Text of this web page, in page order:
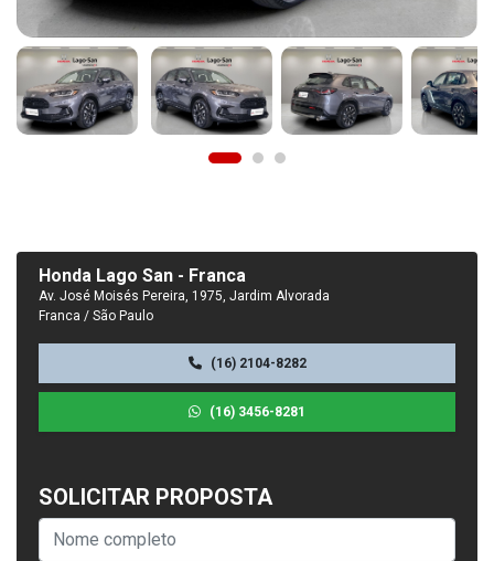
Honda Lago San - Franca
Av. José Moisés Pereira, 1975, Jardim Alvorada
Franca / São Paulo
(16) 2104-8282
(16) 3456-8281
SOLICITAR PROPOSTA